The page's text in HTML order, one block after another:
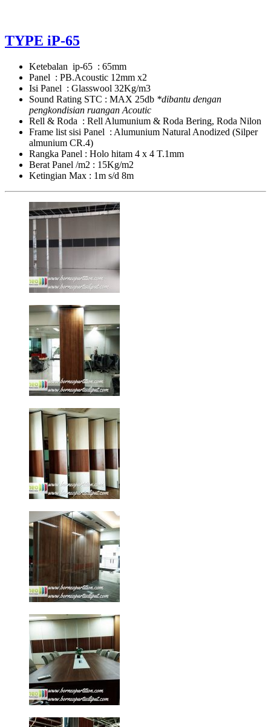
TYPE iP-65
Ketebalan ip-65 : 65mm
Panel : PB.Acoustic 12mm x2
Isi Panel : Glasswool 32Kg/m3
Sound Rating STC : MAX 25db *dibantu dengan
pengkondisian ruangan Acoutic
Rell & Roda : Rell Alumunium & Roda Bering, Roda Nilon
Frame list sisi Panel : Alumunium Natural Anodized (Silper
almunium CR.4)
Rangka Panel : Holo hitam 4 x 4 T.1mm
Berat Panel /m2 : 15Kg/m2
Ketingian Max : 1m s/d 8m